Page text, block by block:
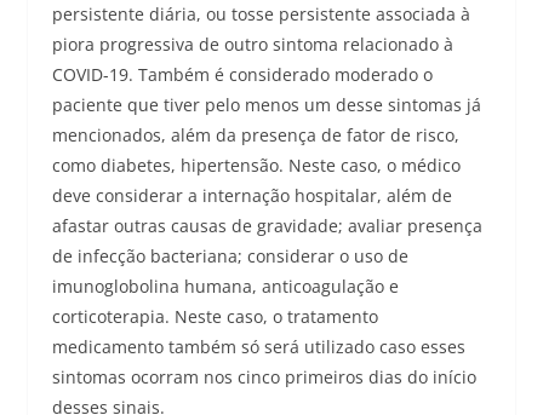
persistente diária, ou tosse persistente associada à
piora progressiva de outro sintoma relacionado à
COVID-19. Também é considerado moderado o
paciente que tiver pelo menos um desse sintomas já
mencionados, além da presença de fator de risco,
como diabetes, hipertensão. Neste caso, o médico
deve considerar a internação hospitalar, além de
afastar outras causas de gravidade; avaliar presença
de infecção bacteriana; considerar o uso de
imunoglobolina humana, anticoagulação e
corticoterapia. Neste caso, o tratamento
medicamento também só será utilizado caso esses
sintomas ocorram nos cinco primeiros dias do início
desses sinais.